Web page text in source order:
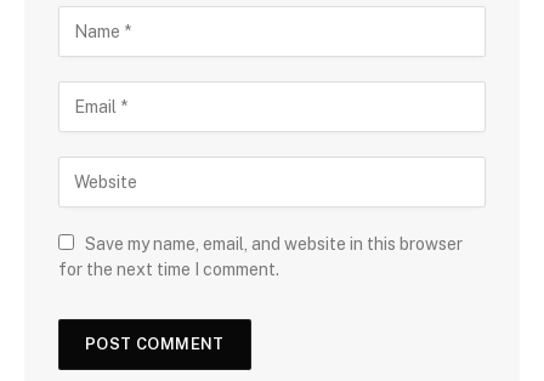
Save my name, email, and website in this browser
for the next time I comment.